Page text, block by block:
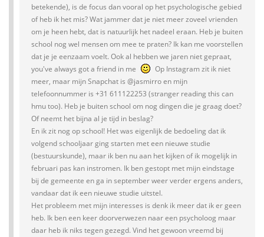
betekende), is de focus dan vooral op het psychologische gebied
of heb ik het mis? Wat jammer dat je niet meer zoveel vrienden
om je heen hebt, dat is natuurlijk het nadeel eraan. Heb je buiten
school nog wel mensen om mee te praten? Ik kan me voorstellen
dat je je eenzaam voelt. Ook al hebben we jaren niet gepraat,
you've always got a friend in me
Op Instagram zit ik niet
meer, maar mijn Snapchat is @jasmirro en mijn
telefoonnummer is +31 611122253 (stranger reading this can
hmu too). Heb je buiten school om nog dingen die je graag doet?
Of neemt het bijna al je tijd in beslag?
En ik zit nog op school! Het was eigenlijk de bedoeling dat ik
volgend schooljaar ging starten met een nieuwe studie
(bestuurskunde), maar ik ben nu aan het kijken of ik mogelijk in
februari pas kan instromen. Ik ben gestopt met mijn eindstage
bij de gemeente en ga in september weer verder ergens anders,
vandaar dat ik een nieuwe studie uitstel.
Het probleem met mijn interesses is denk ik meer dat ik er geen
heb. Ik ben een keer doorverwezen naar een psycholoog maar
daar heb ik niks tegen gezegd. Vind het gewoon vreemd bij